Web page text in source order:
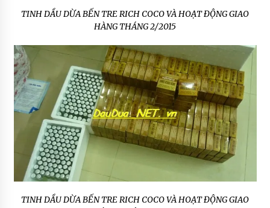
TINH DẦU DỪA BẾN TRE RICH COCO VÀ HOẠT ĐỘNG GIAO
HÀNG THÁNG 2/2015
TINH DẦU DỪA BẾN TRE RICH COCO VÀ HOẠT ĐỘNG GIAO